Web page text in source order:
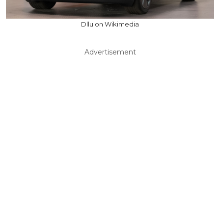
Dllu on Wikimedia
Advertisement